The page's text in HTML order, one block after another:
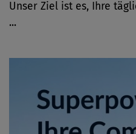
Unser Ziel ist es, Ihre
...